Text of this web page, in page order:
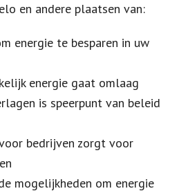
en andere plaatsen van:
energie te besparen in uw
energie gaat omlaag
is speerpunt van beleid
bedrijven zorgt voor
mogelijkheden om energie